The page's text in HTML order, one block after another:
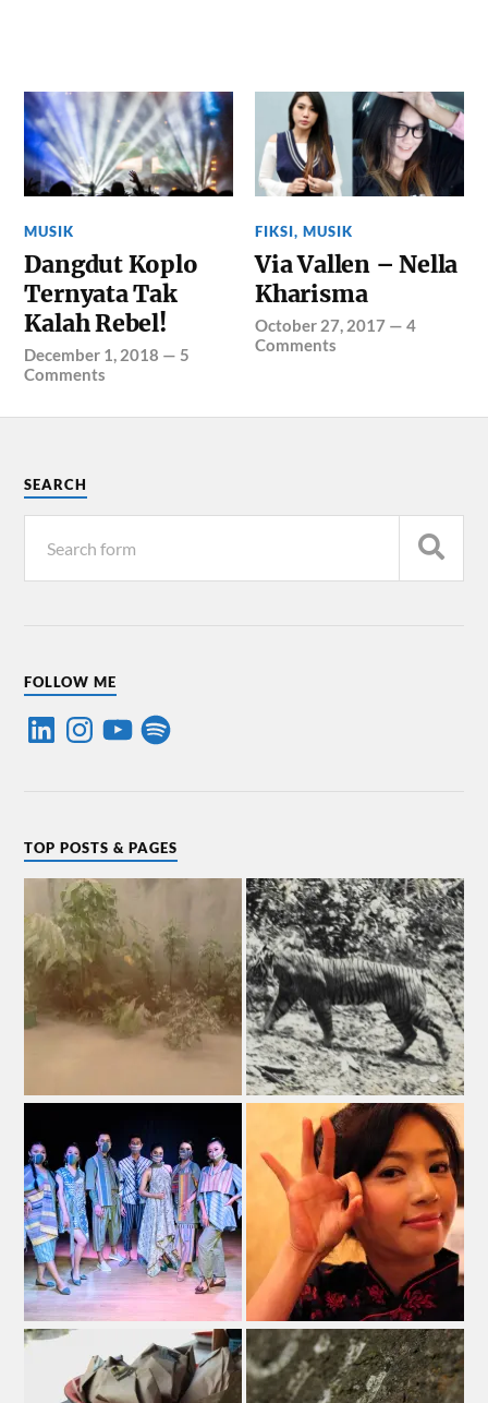
MUSIK
Dangdut Koplo
Ternyata Tak
Kalah Rebel!
December 1, 2018 — 5
Comments
FIKSI,MUSIK
Via Vallen – Nella
Kharisma
October 27, 2017 —4
Comments
SEARCH
FOLLOW ME
TOP POSTS & PAGES